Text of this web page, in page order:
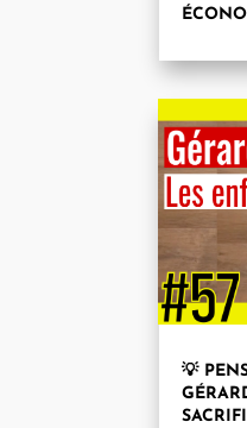
💡